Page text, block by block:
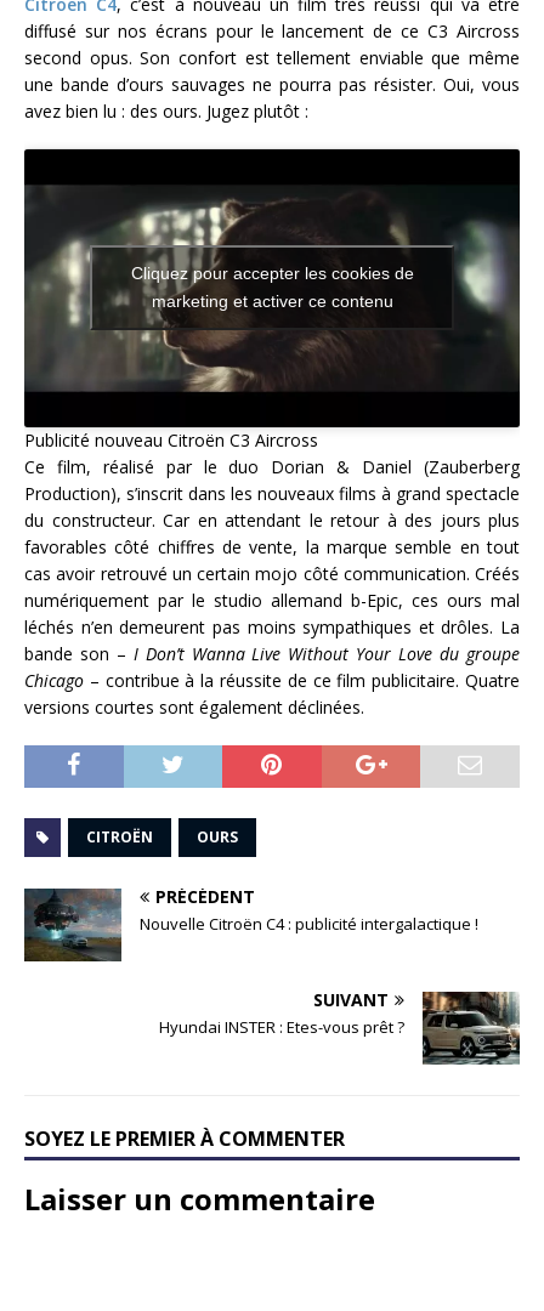
diffusé sur nos écrans pour le lancement de ce C3 Aircross
second opus. Son confort est tellement enviable que même
une bande d’ours sauvages ne pourra pas résister. Oui, vous
avez bien lu : des ours. Jugez plutôt :
Cliquez pour accepter les cookies de
marketing et activer ce contenu
Publicité nouveau Citroën C3 Aircross
Ce film, réalisé par le duo Dorian & Daniel (Zauberberg
Production), s’inscrit dans les nouveaux films à grand spectacle
du constructeur. Car en attendant le retour à des jours plus
favorables côté chiffres de vente, la marque semble en tout
cas avoir retrouvé un certain mojo côté communication. Créés
numériquement par le studio allemand b-Epic, ces ours mal
léchés n’en demeurent pas moins sympathiques et drôles. La
bande son – I Don’t Wanna Live Without Your Love du groupe
Chicago – contribue à la réussite de ce film publicitaire. Quatre
versions courtes sont également déclinées.
CITROËN OURS
PRÉCÉDENT
Nouvelle Citroën C4 : publicité intergalactique !
SUIVANT
Hyundai INSTER : Etes-vous prêt ?
SOYEZ LE PREMIER À COMMENTER
Laisser un commentaire